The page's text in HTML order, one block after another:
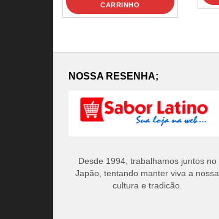
CARRINHO
NOSSA RESENHA;
Desde 1994, trabalhamos juntos no
Japão, tentando manter viva a nossa
cultura e tradicão.